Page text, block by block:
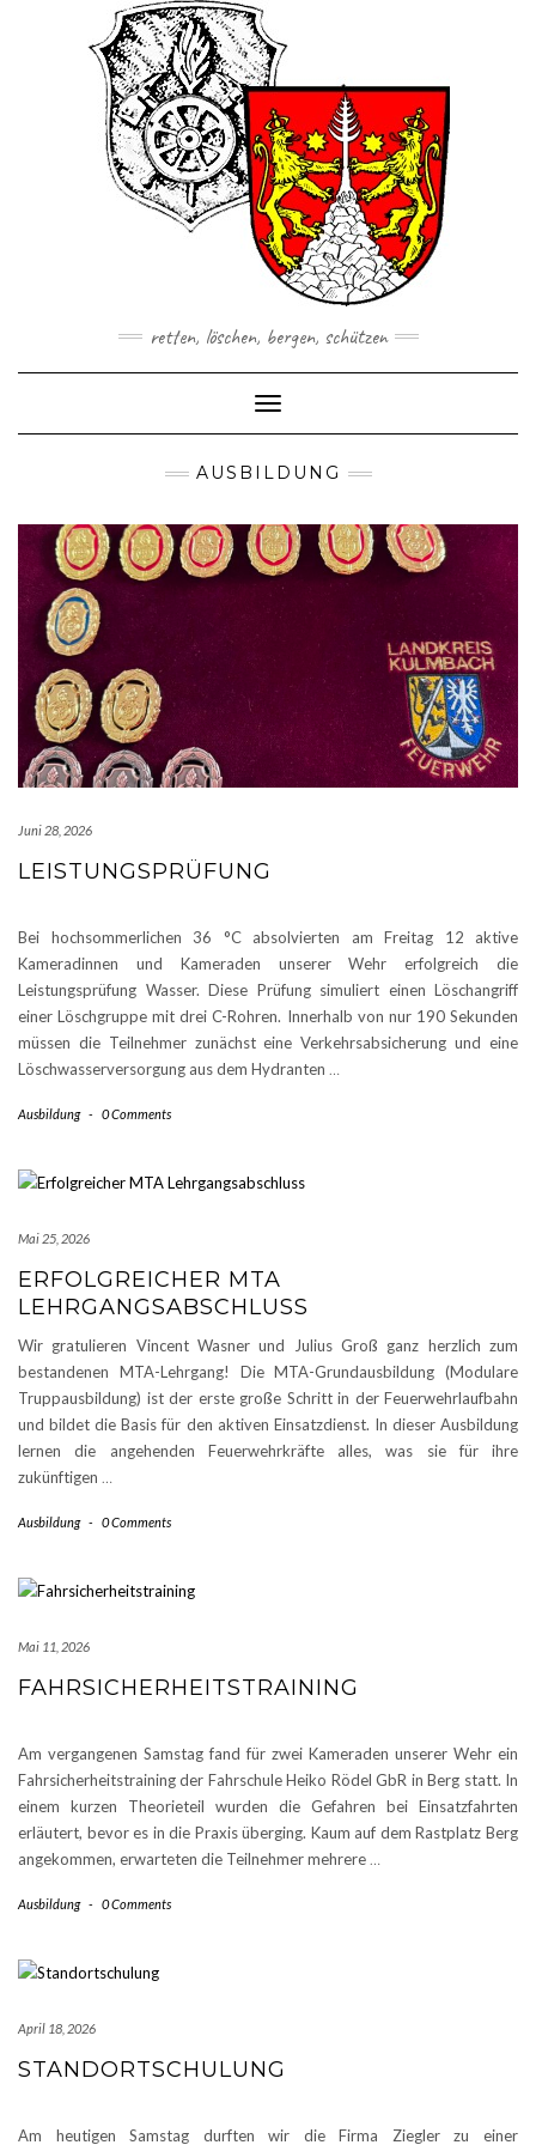
retten, löschen, bergen, schützen
Toggle Navigation
AUSBILDUNG
Juni 28, 2026
LEISTUNGSPRÜFUNG
Bei hochsommerlichen 36 °C absolvierten am Freitag 12 aktive
Kameradinnen und Kameraden unserer Wehr erfolgreich die
Leistungsprüfung Wasser. Diese Prüfung simuliert einen Löschangriff
einer Löschgruppe mit drei C-Rohren. Innerhalb von nur 190 Sekunden
müssen die Teilnehmer zunächst eine Verkehrsabsicherung und eine
Löschwasserversorgung aus dem Hydranten …
Ausbildung - 0 Comments
Mai 25, 2026
ERFOLGREICHER MTA
LEHRGANGSABSCHLUSS
Wir gratulieren Vincent Wasner und Julius Groß ganz herzlich zum
bestandenen MTA-Lehrgang! Die MTA-Grundausbildung (Modulare
Truppausbildung) ist der erste große Schritt in der Feuerwehrlaufbahn
und bildet die Basis für den aktiven Einsatzdienst. In dieser Ausbildung
lernen die angehenden Feuerwehrkräfte alles, was sie für ihre
zukünftigen …
Ausbildung - 0 Comments
Mai 11, 2026
FAHRSICHERHEITSTRAINING
Am vergangenen Samstag fand für zwei Kameraden unserer Wehr ein
Fahrsicherheitstraining der Fahrschule Heiko Rödel GbR in Berg statt. In
einem kurzen Theorieteil wurden die Gefahren bei Einsatzfahrten
erläutert, bevor es in die Praxis überging. Kaum auf dem Rastplatz Berg
angekommen, erwarteten die Teilnehmer mehrere …
Ausbildung - 0 Comments
April 18, 2026
STANDORTSCHULUNG
Am heutigen Samstag durften wir die Firma Ziegler zu einer